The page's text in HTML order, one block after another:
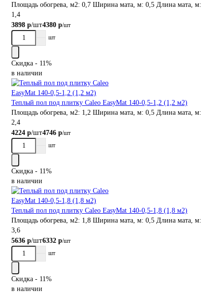
Площадь обогрева, м2: 0,7 Ширина мата, м: 0,5 Длина мата, м:
1,4
3898 р/шт4380 р/шт
шт
Скидка - 11%
в наличии
Теплый пол под плитку Caleo EasyMat 140-0,5-1,2 (1,2 м2)
Площадь обогрева, м2: 1,2 Ширина мата, м: 0,5 Длина мата, м:
2,4
4224 р/шт4746 р/шт
шт
Скидка - 11%
в наличии
Теплый пол под плитку Caleo EasyMat 140-0,5-1,8 (1,8 м2)
Площадь обогрева, м2: 1,8 Ширина мата, м: 0,5 Длина мата, м:
3,6
5636 р/шт6332 р/шт
шт
Скидка - 11%
в наличии